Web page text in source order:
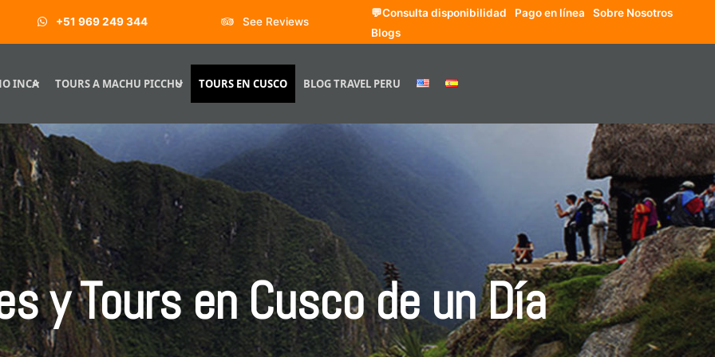
+51 969 249 344 See Reviews
💬Consulta disponibilidad Pago en línea
Sobre Nosotros
Blogs
INCA TOURS A MACHU PICCHU TOURS EN CUSCO BLOG TRAVEL PERU
y Tours en Cusco de un Día